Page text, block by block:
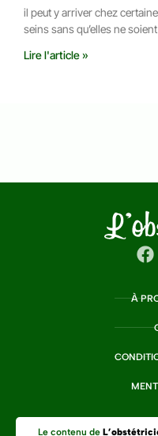
il peut y arriver chez
seins sans qu’elles ne
Lire l'article »
À
Le contenu de